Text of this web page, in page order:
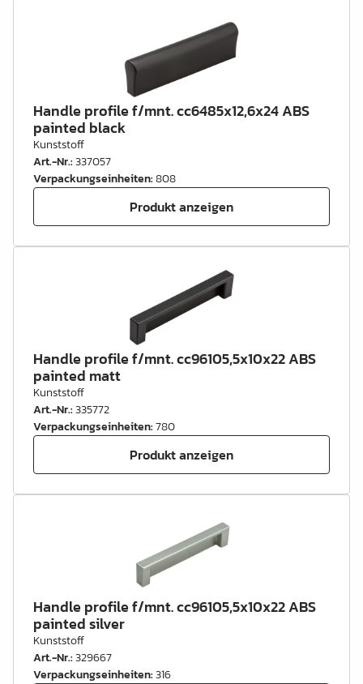
Handle profile f/mnt. cc6485x12,6x24 ABS
painted black
Kunststoff
Art.-Nr.:337057
Verpackungseinheiten:808
Produkt anzeigen
Handle profile f/mnt. cc96105,5x10x22 ABS
painted matt
Kunststoff
Art.-Nr.:335772
Verpackungseinheiten:780
Produkt anzeigen
Handle profile f/mnt. cc96105,5x10x22 ABS
painted silver
Kunststoff
Art.-Nr.:329667
Verpackungseinheiten:316